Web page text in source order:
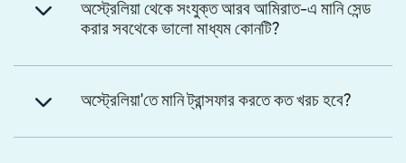
অস্ট্রেলিয়া থেকে সংযুক্ত আরব আমিরাত-এ মানি সেন্ড
করার সবথেকে ভালো মাধ্যম কোনটি?
অস্ট্রেলিয়া'তে মানি ট্রান্সফার করতে কত খরচ হবে?